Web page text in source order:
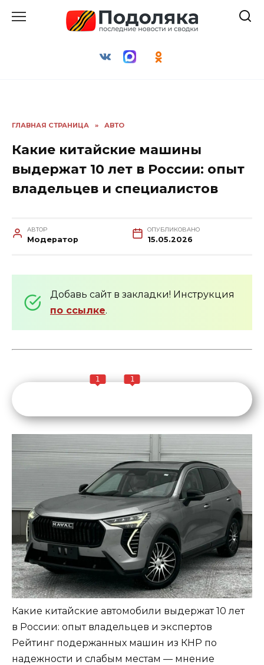
ГЛАВНАЯ СТРАНИЦА » АВТО
Какие китайские машины
выдержат 10 лет в России: опыт
владельцев и специалистов
АВТОР
Модератор
ОПУБЛИКОВАНО
15.05.2026
Добавь сайт в закладки! Инструкция
по ссылке.
1 1
Какие китайские автомобили выдержат 10 лет
в России: опыт владельцев и экспертов
Рейтинг подержанных машин из КНР по
надежности и слабым местам — мнение